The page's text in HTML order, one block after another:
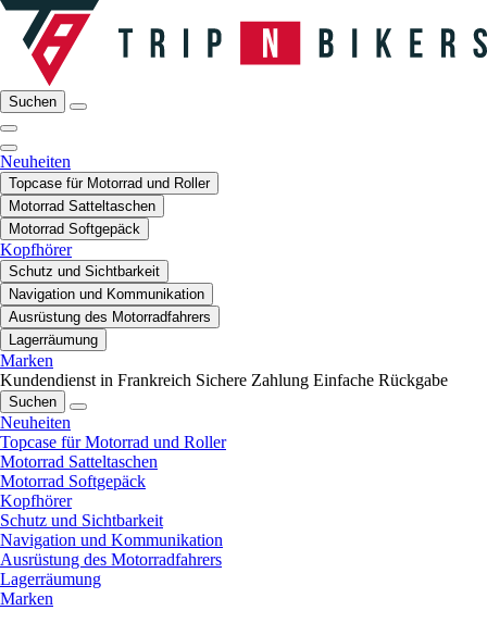
Suchen
Neuheiten
Topcase für Motorrad und Roller
Motorrad Satteltaschen
Motorrad Softgepäck
Kopfhörer
Schutz und Sichtbarkeit
Navigation und Kommunikation
Ausrüstung des Motorradfahrers
Lagerräumung
Marken
Kundendienst in Frankreich Sichere Zahlung Einfache Rückgabe
Suchen
Neuheiten
Topcase für Motorrad und Roller
Motorrad Satteltaschen
Motorrad Softgepäck
Kopfhörer
Schutz und Sichtbarkeit
Navigation und Kommunikation
Ausrüstung des Motorradfahrers
Lagerräumung
Marken